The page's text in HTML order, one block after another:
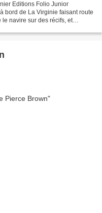
Editions Folio Junior
bord de La Virginie faisant route
navire sur des récifs, et